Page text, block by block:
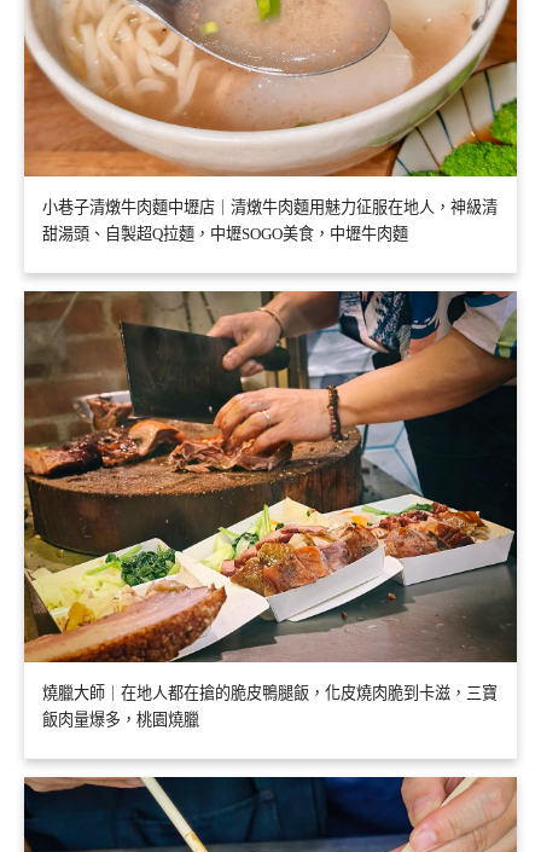
小巷子清燉牛肉麵中壢店｜清燉牛肉麵用魅力征服在地人，神級清
甜湯頭、自製超Q拉麵，中壢SOGO美食，中壢牛肉麵
燒臘大師｜在地人都在搶的脆皮鴨腿飯，化皮燒肉脆到卡滋，三寶
飯肉量爆多，桃園燒臘